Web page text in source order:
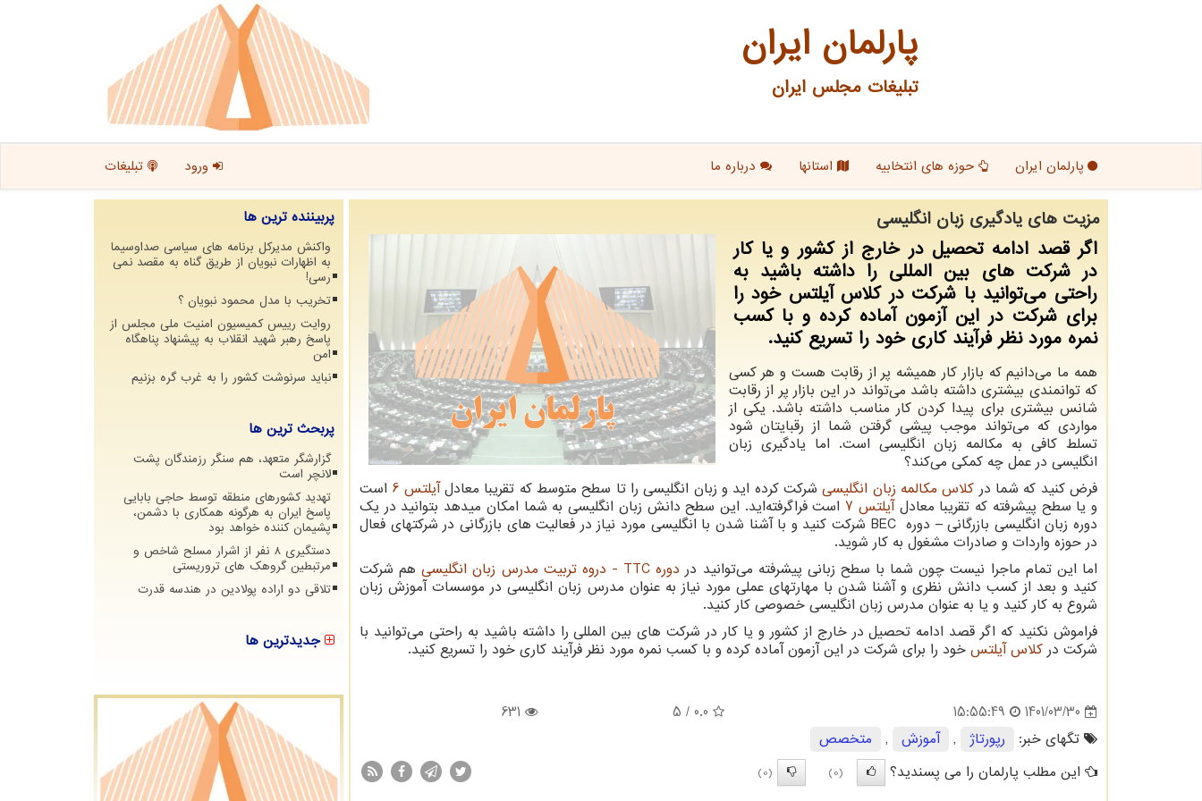
پارلمان ایران
تبلیغات مجلس ایران
پارلمان ایران حوزه های انتخابیه استانها درباره ما ورود تبلیغات
مزیت های یادگیری زبان انگلیسی
اگر قصد ادامه تحصیل در خارج از کشور و یا کار
در شرکت های بین المللی را داشته باشید به
راحتی می‌توانید با شرکت در کلاس آیلتس خود را
برای شرکت در این آزمون آماده کرده و با کسب
نمره مورد نظر فرآیند کاری خود را تسریع کنید.
همه ما می‌دانیم که بازار کار همیشه پر از رقابت هست و هر کسی
که توانمندی بیشتری داشته باشد می‌تواند در این بازار پر از رقابت
شانس بیشتری برای پیدا کردن کار مناسب داشته باشد. یکی از
مواردی که می‌تواند موجب پیشی گرفتن شما از رقبایتان شود
تسلط کافی به مکالمه زبان انگلیسی است. اما یادگیری زبان
انگلیسی در عمل چه کمکی می‌کند؟
فرض کنید که شما در کلاس مکالمه زبان انگلیسیشرکت کرده اید و زبان انگلیسی را تا سطح متوسط که تقریبا معادلآیلتس 6
است
و یا سطح پیشرفته که تقریبا معادلآیلتس 7
است فراگرفته‌اید. این سطح دانش زبان انگلیسی به شما امکان میدهد بتوانید در یک
دوره زبان انگلیسی بازرگانی – دوره BEC شرکت کنید و با آشنا شدن با انگلیسی مورد نیاز در فعالیت های بازرگانی در شرکتهای فعال
در حوزه واردات و صادرات مشغول به کار شوید.
اما این تمام ماجرا نیست چون شما با سطح زبانی پیشرفته می‌توانید در دورهTTC - دروه تربیت مدرس زبان انگلیسیهم شرکت
کنید و بعد از کسب دانش نظری و آشنا شدن با مهارتهای عملی مورد نیاز به عنوان مدرس زبان انگلیسی در موسسات آموزش زبان
شروع به کار کنید و یا به عنوان مدرس زبان انگلیسی خصوصی کار کنید.
فراموش نکنید که اگر قصد ادامه تحصیل در خارج از کشور و یا کار در شرکت های بین المللی را داشته باشید به راحتی می‌توانید با
شرکت در کلاس آیلتس خود را برای شرکت در این آزمون آماده کرده و با کسب نمره مورد نظر فرآیند کاری خود را تسریع کنید.
1401/03/30
15:55:49
0.0
/ 5
631
تگهای خبر:
رپورتاژ , آموزش ,
متخصص
این مطلب پارلمان را می پسندید؟
(0)
(0)
پربیننده ترین ها
واکنش مدیرکل برنامه های سیاسی صداوسیما
به اظهارات نبویان از طریق گناه به مقصد نمی
رسی!
تخریب با مدل محمود نبویان ؟
روایت رییس کمیسیون امنیت ملی مجلس از
پاسخ رهبر شهید انقلاب به پیشنهاد پناهگاه
امن
نباید سرنوشت کشور را به غرب گره بزنیم
پربحث ترین ها
گزارشگر متعهد، هم سنگر رزمندگان پشت
لانچر است
تهدید کشورهای منطقه توسط حاجی بابایی
پاسخ ایران به هرگونه همکاری با دشمن،
پشیمان کننده خواهد بود
دستگیری 8 نفر از اشرار مسلح شاخص و
مرتبطین گروهک های تروریستی
تلاقی دو اراده پولادین در هندسه قدرت
جدیدترین ها